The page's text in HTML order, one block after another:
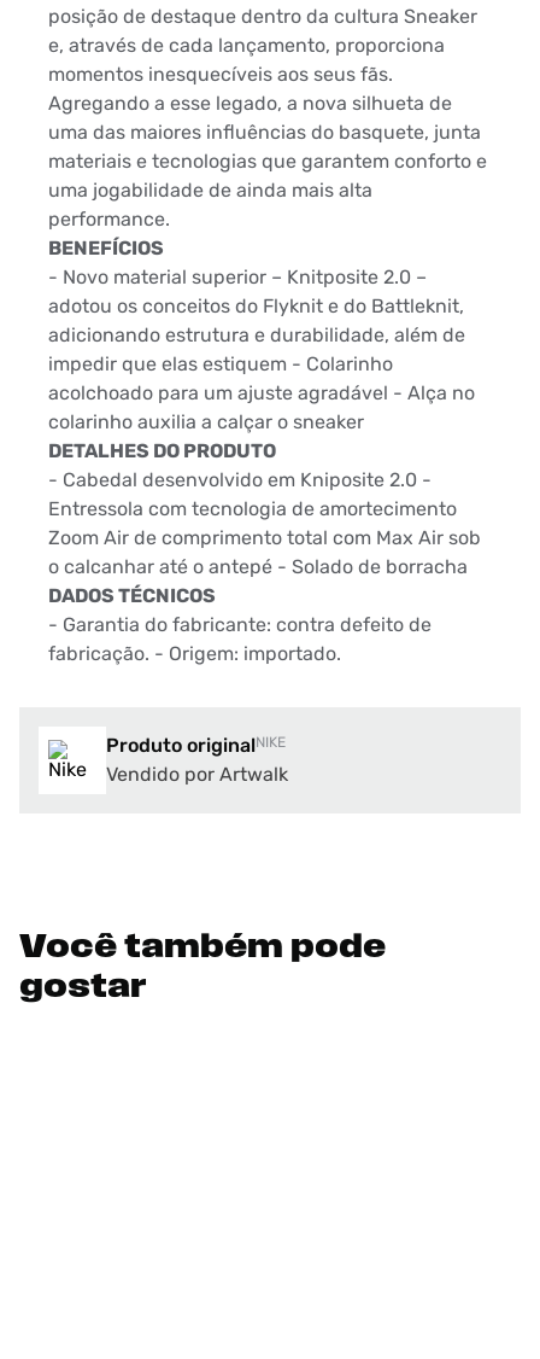
posição de destaque dentro da cultura Sneaker
e, através de cada lançamento, proporciona
momentos inesquecíveis aos seus fãs.
Agregando a esse legado, a nova silhueta de
uma das maiores influências do basquete, junta
materiais e tecnologias que garantem conforto e
uma jogabilidade de ainda mais alta
performance.
BENEFÍCIOS
- Novo material superior – Knitposite 2.0 –
adotou os conceitos do Flyknit e do Battleknit,
adicionando estrutura e durabilidade, além de
impedir que elas estiquem - Colarinho
acolchoado para um ajuste agradável - Alça no
colarinho auxilia a calçar o sneaker
DETALHES DO PRODUTO
- Cabedal desenvolvido em Kniposite 2.0 -
Entressola com tecnologia de amortecimento
Zoom Air de comprimento total com Max Air sob
o calcanhar até o antepé - Solado de borracha
DADOS TÉCNICOS
- Garantia do fabricante: contra defeito de
fabricação. - Origem: importado.
Produto originalNIKE
Vendido por Artwalk
Você também pode
gostar